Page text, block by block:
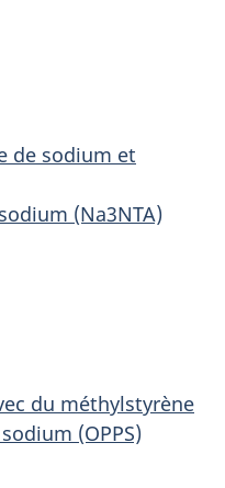
de sodium et
(Na3NTA)
du méthylstyrène
(OPPS)